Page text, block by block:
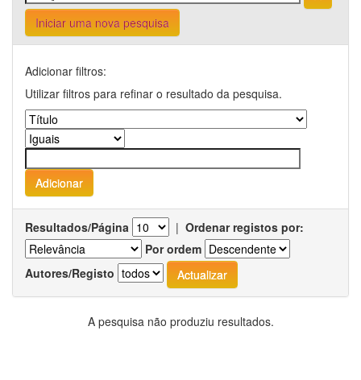
Iniciar uma nova pesquisa
Adicionar filtros:
Utilizar filtros para refinar o resultado da pesquisa.
Resultados/Página | Ordenar registos por:
Por ordem
Autores/Registo
A pesquisa não produziu resultados.